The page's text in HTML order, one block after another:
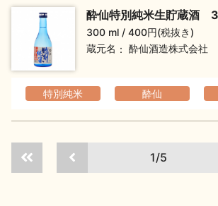
酔仙特別純米生貯蔵酒
300 ml
400円(税抜き)
蔵元名
酔仙酒造株式会社
特別純米 酔仙
1/5